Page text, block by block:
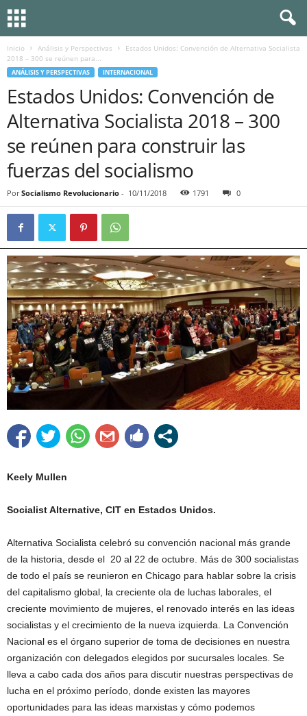
Inicio Análisis y Perspectivas
Estados Unidos: Convención de Alternativa Socialista
2018 – 300 se reúnen para...
ANÁLISIS Y PERSPECTIVAS INTERNACIONAL
Estados Unidos: Convención de
Alternativa Socialista 2018 – 300
se reúnen para construir las
fuerzas del socialismo
Por Socialismo Revolucionario - 10/11/2018 1791 0
Keely Mullen
Socialist Alternative, CIT en Estados Unidos.
Alternativa Socialista celebró su convención nacional más grande
de la historia, desde el 20 al 22 de octubre. Más de 300 socialistas
de todo el país se reunieron en Chicago para hablar sobre la crisis
del capitalismo global, la creciente ola de luchas laborales, el
creciente movimiento de mujeres, el renovado interés en las ideas
socialistas y el crecimiento de la nueva izquierda. La Convención
Nacional es el órgano superior de toma de decisiones en nuestra
organización con delegados elegidos por sucursales locales. Se
lleva a cabo cada dos años para discutir nuestras perspectivas de
lucha en el próximo período, donde existen las mayores
oportunidades para las ideas marxistas y cómo podemos